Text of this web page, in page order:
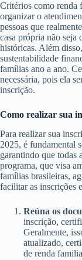
Critérios como renda
organizar o
pessoas que
casa própria não seja
históricas. Além
sustentabilidade
famílias ano a ano.
necessária, pois ela
inscrição.
Como realizar sua
Para realizar sua
2025, é fundamental
garantindo que todas
programa, que visa
famílias brasileiras,
facilitar as inscrições
Reúna os
inscrição,
Geralmente,
atualizado,
de renda